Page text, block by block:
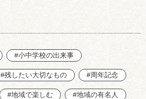
#小中学校の出来事
#残したい大切なもの #周年記念
#地域で楽しむ #地域の有名人